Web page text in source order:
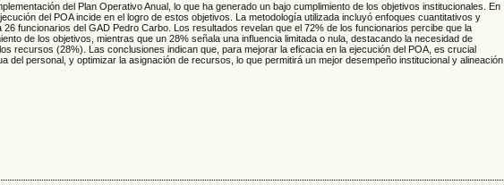
del Plan Operativo Anual, lo que ha generado un bajo cumplimiento de los objetivos institucionales. En
del POA incide en el logro de estos objetivos. La metodología utilizada incluyó enfoques cuantitativos y
funcionarios del GAD Pedro Carbo. Los resultados revelan que el 72% de los funcionarios percibe que la
de los objetivos, mientras que un 28% señala una influencia limitada o nula, destacando la necesidad de
recursos (28%). Las conclusiones indican que, para mejorar la eficacia en la ejecución del POA, es crucial
del personal, y optimizar la asignación de recursos, lo que permitirá un mejor desempeño institucional y alineación